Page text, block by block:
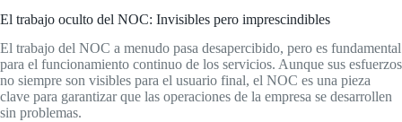
El trabajo oculto del NOC: Invisibles pero imprescindibles
El trabajo del NOC a menudo pasa desapercibido, pero es fundamental
para el funcionamiento continuo de los servicios. Aunque sus esfuerzos
no siempre son visibles para el usuario final, el NOC es una pieza
clave para garantizar que las operaciones de la empresa se desarrollen
sin problemas.